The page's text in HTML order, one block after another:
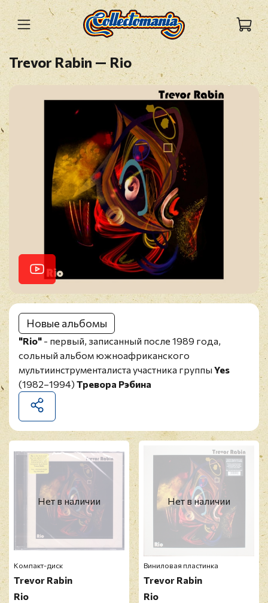
Trevor Rabin — Rio
Новые альбомы
"Rio" - первый, записанный после 1989 года,
сольный альбом южноафриканского
мультиинструменталиста участника группы Yes
(1982–1994) Тревора Рэбина
Нет в наличии
Компакт-диск
Trevor Rabin
Rio
Нет в наличии
Виниловая пластинка
Trevor Rabin
Rio